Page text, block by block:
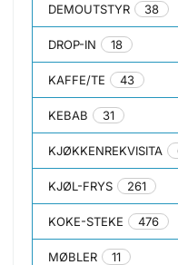
DEMOUTSTYR 38
DROP-IN 18
KAFFE/TE 43
KEBAB 31
KJØKKENREKVISITA
KJØL-FRYS 261
KOKE-STEKE 476
MØBLER 11